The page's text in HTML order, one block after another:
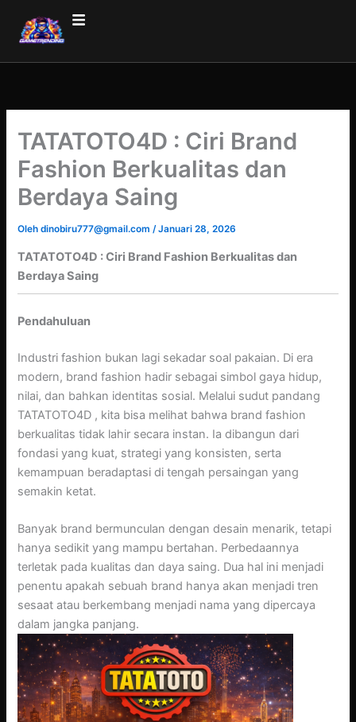
konten
TATATOTO4D : Ciri Brand
Fashion Berkualitas dan
Berdaya Saing
Olehdinobiru777@gmail.com /Januari 28, 2026
TATATOTO4D : Ciri Brand Fashion Berkualitas dan
Berdaya Saing
Pendahuluan
Industri fashion bukan lagi sekadar soal pakaian. Di era
modern, brand fashion hadir sebagai simbol gaya hidup,
nilai, dan bahkan identitas sosial. Melalui sudut pandang
TATATOTO4D , kita bisa melihat bahwa brand fashion
berkualitas tidak lahir secara instan. Ia dibangun dari
fondasi yang kuat, strategi yang konsisten, serta
kemampuan beradaptasi di tengah persaingan yang
semakin ketat.
Banyak brand bermunculan dengan desain menarik, tetapi
hanya sedikit yang mampu bertahan. Perbedaannya
terletak pada kualitas dan daya saing. Dua hal ini menjadi
penentu apakah sebuah brand hanya akan menjadi tren
sesaat atau berkembang menjadi nama yang dipercaya
dalam jangka panjang.